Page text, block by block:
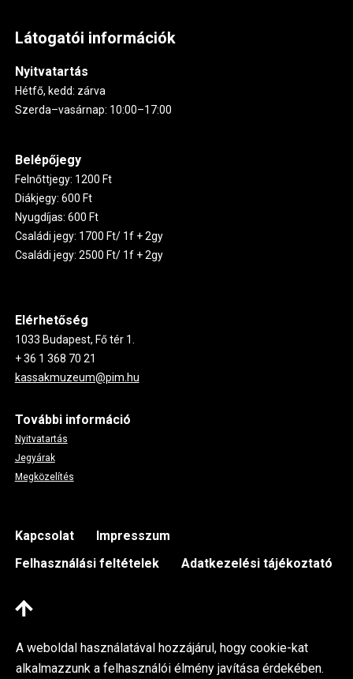
Látogatói információk
Nyitvatartás
Hétfő, kedd: zárva
Szerda–vasárnap: 10:00–17:00
Belépőjegy
Felnőttjegy: 1200 Ft
Diákjegy: 600 Ft
Nyugdíjas: 600 Ft
Családi jegy: 1700 Ft/ 1f + 2gy
Családi jegy: 2500 Ft/ 1f + 2gy
Elérhetőség
1033 Budapest, Fő tér 1.
+ 36 1 368 70 21
kassakmuzeum@pim.hu
További információ
Nyitvatartás
Jegyárak
Megközelítés
Footer
Kapcsolat
Impresszum
Felhasználási feltételek
Adatkezelési tájékoztató
A weboldal használatával hozzájárul, hogy cookie-kat
alkalmazzunk a felhasználói élmény javítása érdekében.